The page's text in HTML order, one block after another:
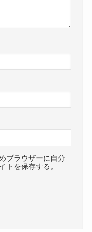
ブラウザーに自分
トを保存する。